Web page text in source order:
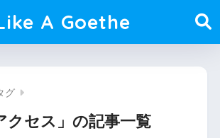
A Goethe
グ
クセス」の記事一覧